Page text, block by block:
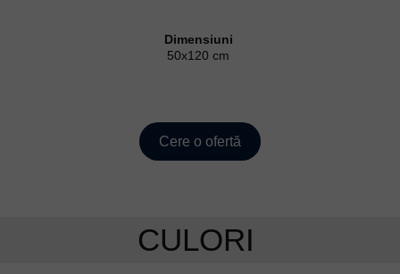
CULORI
Dimensiuni
50x120 cm
Cere o ofertă